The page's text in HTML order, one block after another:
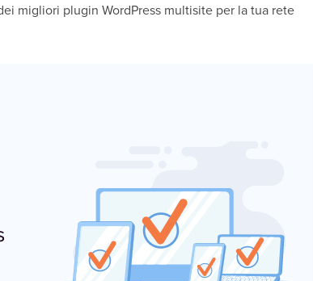
migliori plugin WordPress multisite per la tua rete